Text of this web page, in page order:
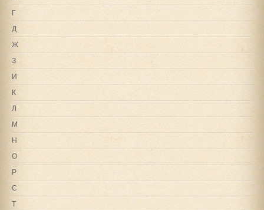
Г
Д
Ж
З
И
К
Л
М
Н
О
Р
С
Т